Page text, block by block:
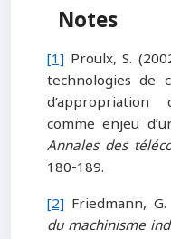
Notes
[1] Proulx, S.
technologies de
comme enjeu
Annales des
180-189.
[2] Friedmann,
du machinisme